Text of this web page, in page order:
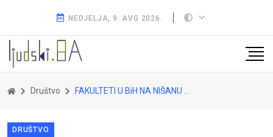
NEDJELJA, 9. AVG 2026.
Društvo FAKULTETI U BiH NA NIŠANU TUŽITELJSTVA: SIPA pohapsila profesore, dekane, rektore
DRUŠTVO